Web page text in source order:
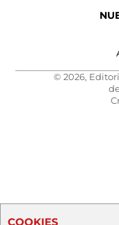
© 2026,
COOKIES